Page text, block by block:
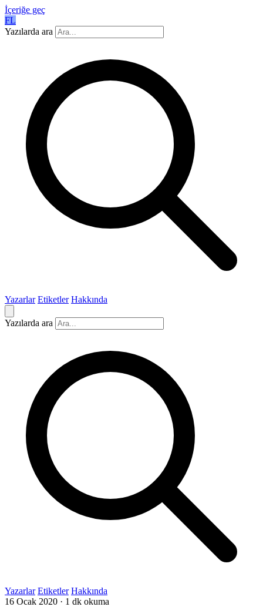
İçeriğe geç
FL
Yazılarda ara
Yazarlar Etiketler Hakkında
Yazılarda ara
Yazarlar Etiketler Hakkında
16 Ocak 2020 · 1 dk okuma